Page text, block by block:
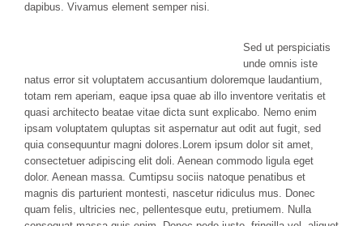
dapibus. Vivamus element semper nisi.
Sed ut perspiciatis
unde omnis iste
natus error sit voluptatem accusantium doloremque laudantium,
totam rem aperiam, eaque ipsa quae ab illo inventore veritatis et
quasi architecto beatae vitae dicta sunt explicabo. Nemo enim
ipsam voluptatem quluptas sit aspernatur aut odit aut fugit, sed
quia consequuntur magni dolores.Lorem ipsum dolor sit amet,
consectetuer adipiscing elit doli. Aenean commodo ligula eget
dolor. Aenean massa. Cumtipsu sociis natoque penatibus et
magnis dis parturient montesti, nascetur ridiculus mus. Donec
quam felis, ultricies nec, pellentesque eutu, pretiumem. Nulla